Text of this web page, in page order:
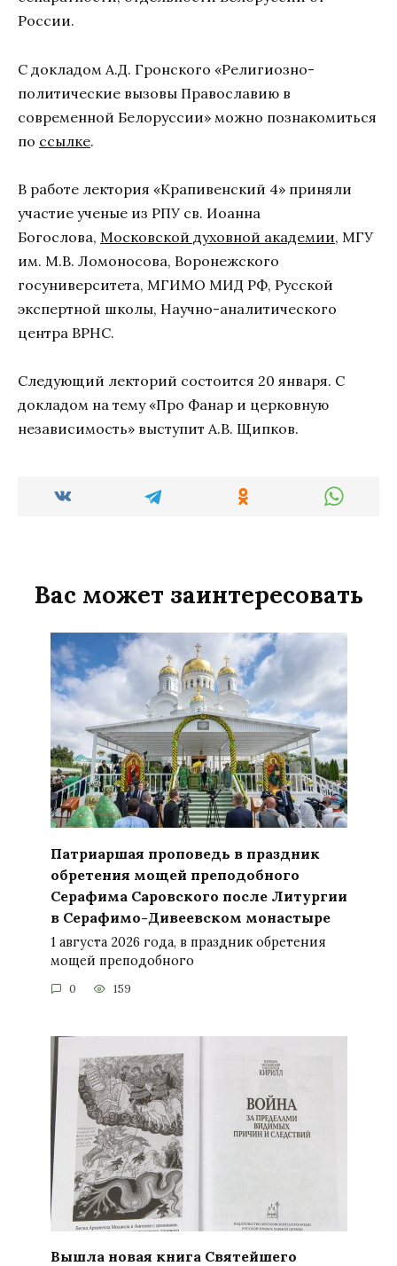
России.
С докладом А.Д. Гронского «Религиозно-
политические вызовы Православию в
современной Белоруссии» можно познакомиться
по ссылке.
В работе лектория «Крапивенский 4» приняли
участие ученые из РПУ св. Иоанна
Богослова, Московской духовной академии, МГУ
им. М.В. Ломоносова, Воронежского
госуниверситета, МГИМО МИД РФ, Русской
экспертной школы, Научно-аналитического
центра ВРНС.
Следующий лекторий состоится 20 января. С
докладом на тему «Про Фанар и церковную
независимость» выступит А.В. Щипков.
Вас может заинтересовать
Патриаршая проповедь в праздник
обретения мощей преподобного
Серафима Саровского после Литургии
в Серафимо-Дивеевском монастыре
1 августа 2026 года, в праздник обретения
мощей преподобного
0 159
Вышла новая книга Святейшего